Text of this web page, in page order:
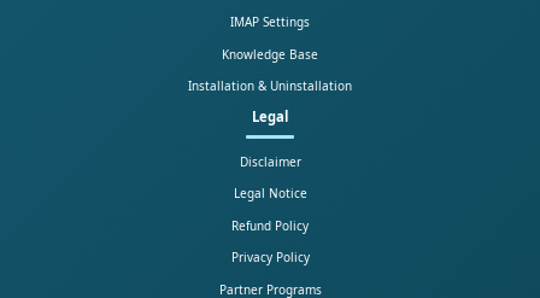
IMAP Settings
Knowledge Base
Installation & Uninstallation
Legal
Disclaimer
Legal Notice
Refund Policy
Privacy Policy
Partner Programs